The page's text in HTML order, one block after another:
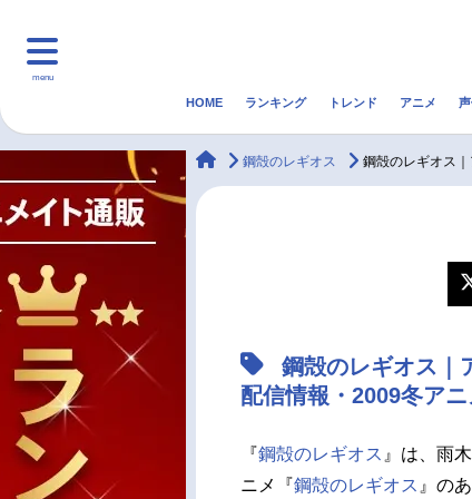
menu
マンガ・ラノベ
声優記事一覧
HOME ランキング トレンド アニメ
animateTimes
鋼殻のレギオス 鋼殻のレギオス
鋼殻のレギオス｜
配信情報・2009冬ア
『鋼殻のレギオス 』は、雨
ニメ『鋼殻のレギオス 』の